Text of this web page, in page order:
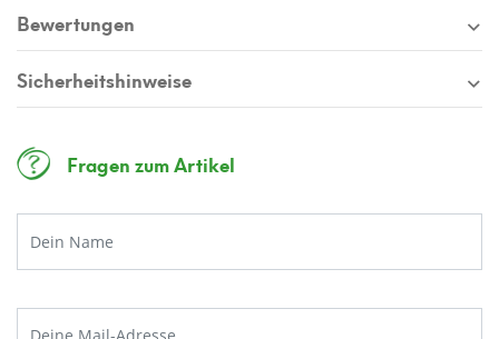
Bewertungen
Sicherheitshinweise
Fragen zum Artikel